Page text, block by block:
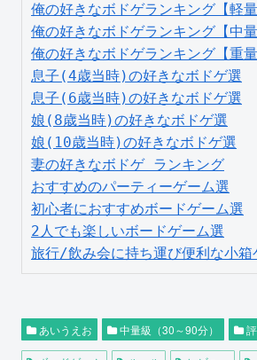
俺の好きなボドゲランキング【軽量
俺の好きなボドゲランキング【中量
俺の好きなボドゲランキング【重量
息子(4歳当時)の好きなボドゲ選
息子(6歳当時)の好きなボドゲ選
娘(8歳当時)の好きなボドゲ選
娘(10歳当時)の好きなボドゲ選
妻の好きなボドゲ ランキング
おすすめのパーティーゲーム選
初心者におすすめボードゲーム選
2人でも楽しいボードゲーム選
旅行/飲み会に持ち運び便利な小箱
あいうえお 中量級（30～90分）